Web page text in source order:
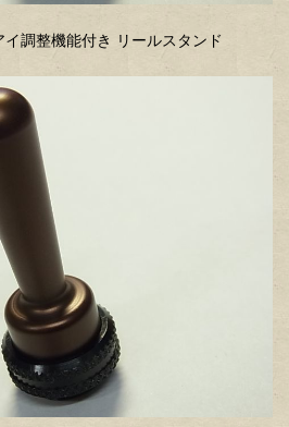
イ調整機能付き リールスタンド